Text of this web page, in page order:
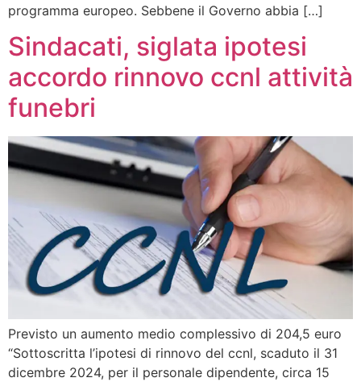
programma europeo. Sebbene il Governo abbia […]
Sindacati, siglata ipotesi
accordo rinnovo ccnl attività
funebri
Previsto un aumento medio complessivo di 204,5 euro
“Sottoscritta l’ipotesi di rinnovo del ccnl, scaduto il 31
dicembre 2024, per il personale dipendente, circa 15